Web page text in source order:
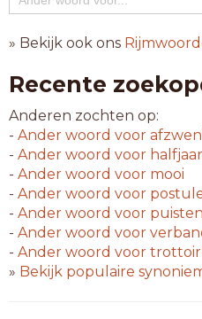
» Bekijk ook ons
Recente
Anderen zochten op:
- Ander woord voor
- Ander woord voor halfjaar
- Ander woord voor mooi
- Ander woord voor
- Ander woord voor
- Ander woord voor
- Ander woord voor
» Bekijk populaire